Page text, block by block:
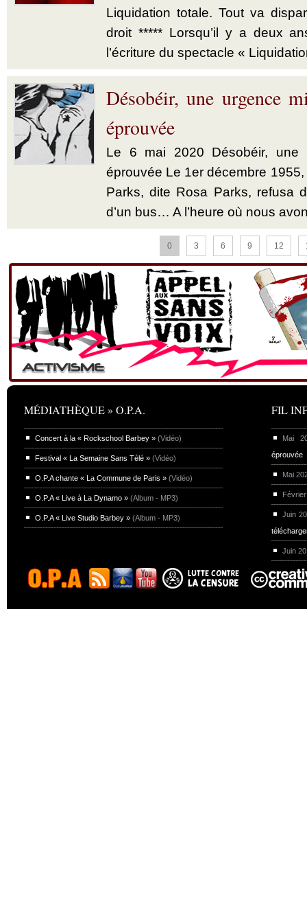
Liquidation totale. Tout va
droit ***** Lorsqu’il y a deux
l’écriture du spectacle «
Désobéir, une urgence
éprouvée
Le 6 mai 2020 Désobéir, une
éprouvée Le 1er décembre
Parks, dite Rosa Parks, refusa
d’un bus… A l’heure où nous
0 3 6 9 12
MÉDIATHÈQUE » O.P.A.
Concert à la « Rockschool Barbey » (Vidéo)
Festival « La Semaine Sans Télé » (Vidéo)
O.P.A chante « La Commune de Paris » (Vidéo)
O.P.A « Live à La Dynamo » (Album - MP3)
O.P.A « Live Studio Barbey » (Album - MP3)
FIL
Mai
éprouvée
Mai
Juin
Juin